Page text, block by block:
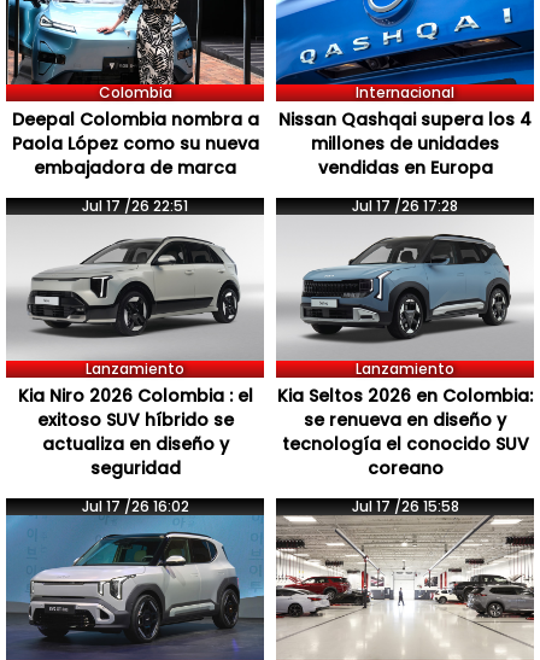
Colombia
Deepal Colombia nombra a
Paola López como su nueva
embajadora de marca
Internacional
Nissan Qashqai supera los 4
millones de unidades
vendidas en Europa
Jul 17 /26 22:51
Lanzamiento
Kia Niro 2026 Colombia : el
exitoso SUV híbrido se
actualiza en diseño y
seguridad
Jul 17 /26 17:28
Lanzamiento
Kia Seltos 2026 en Colombia:
se renueva en diseño y
tecnología el conocido SUV
coreano
Jul 17 /26 16:02 Jul 17 /26 15:58